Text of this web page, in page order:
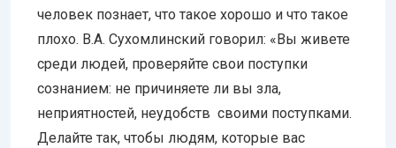
человек познает, что такое хорошо и что такое
плохо. В.А. Сухомлинский говорил: «Вы живете
среди людей, проверяйте свои поступки
сознанием: не причиняете ли вы зла,
неприятностей, неудобств своими поступками.
Делайте так, чтобы людям, которые вас